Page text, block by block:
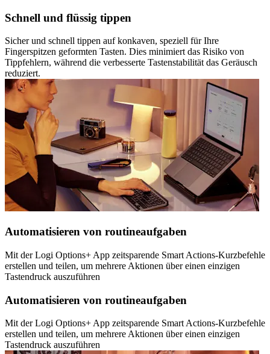
Schnell und flüssig tippen
Sicher und schnell tippen auf konkaven, speziell für Ihre
Fingerspitzen geformten Tasten. Dies minimiert das Risiko von
Tippfehlern, während die verbesserte Tastenstabilität das Geräusch
reduziert.
Automatisieren von routineaufgaben
Mit der Logi Options+ App zeitsparende Smart Actions-Kurzbefehle
erstellen und teilen, um mehrere Aktionen über einen einzigen
Tastendruck auszuführen
Automatisieren von routineaufgaben
Mit der Logi Options+ App zeitsparende Smart Actions-Kurzbefehle
erstellen und teilen, um mehrere Aktionen über einen einzigen
Tastendruck auszuführen